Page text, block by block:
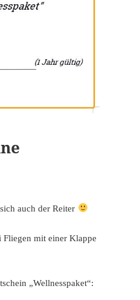
auch der Reiter
mit einer Klappe
„Wellnesspaket“: